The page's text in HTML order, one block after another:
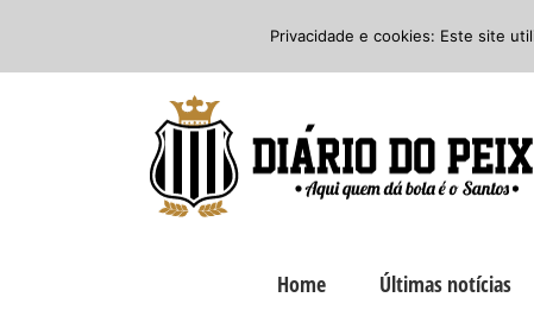
o
Facebook
Instagram
Home Últimas notícias
Privacidade e cookies: Este site